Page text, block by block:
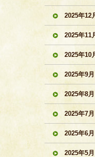
2025年12
2025年11
2025年10
2025年9月
2025年8月
2025年7月
2025年6月
2025年5月